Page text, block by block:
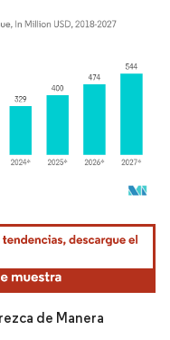
según CC BY 4.0.
de Manera